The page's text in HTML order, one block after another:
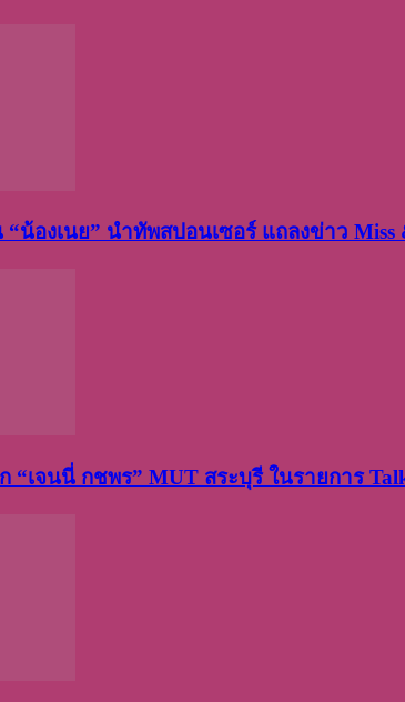
น้องเนย” นำทัพสปอนเซอร์ แถลงข่าว
“เจนนี่ กชพร” MUT สระบุรี ในรายการ